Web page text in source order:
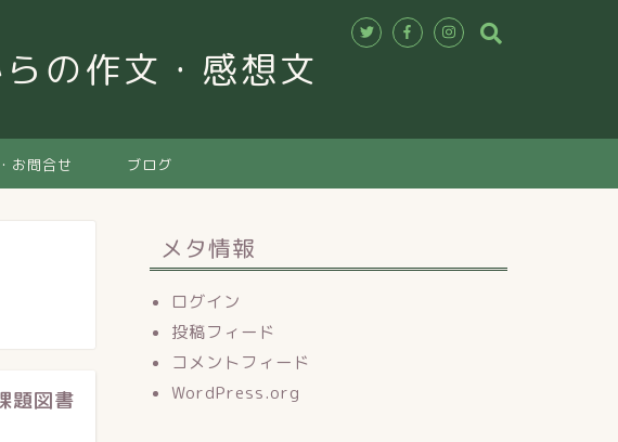
らの作文・感想文
お問合せ ブログ
題図書
メタ情報
ログイン
投稿フィード
コメントフィード
WordPress.org